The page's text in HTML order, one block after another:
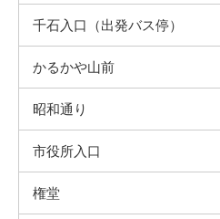
千石入口（出発バス停）
かるかや山前
昭和通り
市役所入口
権堂